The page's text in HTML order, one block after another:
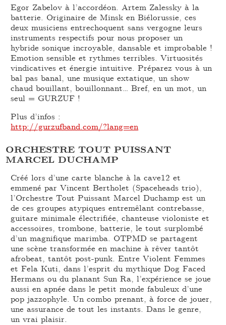
Egor Zabelov à l’accordéon. Artem Zalessky à la
batterie. Originaire de Minsk en Biélorussie, ces
deux musiciens entrechoquent sans vergogne leurs
instruments respectifs pour nous proposer un
hybride sonique incroyable, dansable et improbable !
Emotion sensible et rythmes terribles. Virtuosités
vindicatives et énergie intuitive. Préparez vous à un
bal pas banal, une musique extatique, un show
chaud bouillant, bouillonnant… Bref, en un mot, un
seul = GURZUF !
Plus d’infos :
http://gurzufband.com/?lang=en
ORCHESTRE TOUT PUISSANT
MARCEL DUCHAMP
Créé lors d’une carte blanche à la cave12 et
emmené par Vincent Bertholet (Spaceheads trio),
l’Orchestre Tout Puissant Marcel Duchamp est un
de ces groupes atypiques entremêlant contrebasse,
guitare minimale électrifiée, chanteuse violoniste et
accessoires, trombone, batterie, le tout surplombé
d’un magnifique marimba. OTPMD se partagent
une scène transformée en machine à rêver tantôt
afrobeat, tantôt post-punk. Entre Violent Femmes
et Fela Kuti, dans l’esprit du mythique Dog Faced
Hermans ou du planant Sun Ra, l’expérience se joue
aussi en apnée dans le petit monde fabuleux d’une
pop jazzophyle. Un combo prenant, à force de jouer,
une assurance de tout les instants. Dans le genre,
un vrai plaisir.